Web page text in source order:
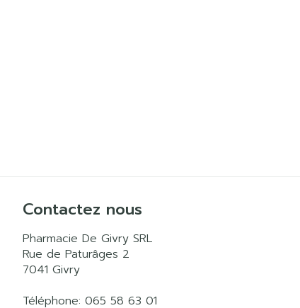
Contactez nous
Pharmacie De Givry SRL
Rue de Paturâges 2
7041 Givry
Téléphone: 065 58 63 01